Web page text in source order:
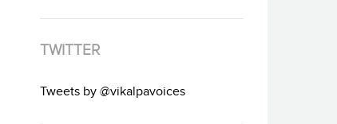
TWITTER
Tweets by @vikalpavoices